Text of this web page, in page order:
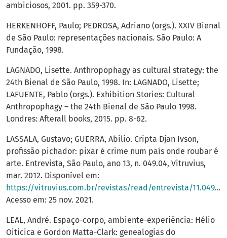
ambiciosos, 2001. pp. 359-370.
HERKENHOFF, Paulo; PEDROSA, Adriano (orgs.). XXIV Bienal
de São Paulo: representações nacionais. São Paulo: A
Fundação, 1998.
LAGNADO, Lisette. Anthropophagy as cultural strategy: the
24th Bienal de São Paulo, 1998. In: LAGNADO, Lisette;
LAFUENTE, Pablo (orgs.). Exhibition Stories: Cultural
Anthropophagy – the 24th Bienal de São Paulo 1998.
Londres: Afterall books, 2015. pp. 8-62.
LASSALA, Gustavo; GUERRA, Abilio. Cripta Djan Ivson,
profissão pichador: pixar é crime num país onde roubar é
arte. Entrevista, São Paulo, ano 13, n. 049.04, Vitruvius,
mar. 2012. Disponível em:
https://vitruvius.com.br/revistas/read/entrevista/11.049/4281
Acesso em: 25 nov. 2021.
LEAL, André. Espaço-corpo, ambiente-experiência: Hélio
Oiticica e Gordon Matta-Clark: genealogias do